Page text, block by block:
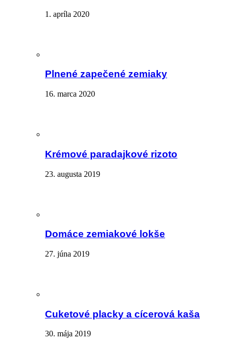
1. apríla 2020
Plnené zapečené zemiaky
16. marca 2020
Krémové paradajkové rizoto
23. augusta 2019
Domáce zemiakové lokše
27. júna 2019
Cuketové placky a cícerová kaša
30. mája 2019